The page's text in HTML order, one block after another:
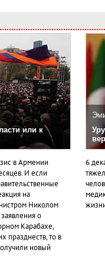
или к
в Армении
И если
на
Николом
о
Карабахе,
празднеств, то в
новый
6